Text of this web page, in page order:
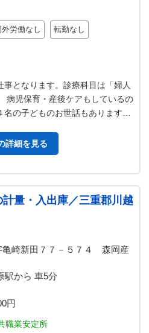
外労働なし 転勤なし
となります。診療科目は「婦人
病児保育・産後ケアもしているの
の子どものお世話もあります。
詳細を見る
量・入出庫／三重郡川越
亀崎新田７７－５７４ 森岡産
駅から 車5分
円
職業安定所